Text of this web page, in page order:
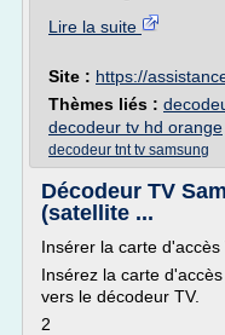
Lire la suite
Site : https://
Thèmes liés :
decodeur tv hd orange
decodeur tnt tv samsung
Décodeur TV
(satellite ...
Insérer la carte d'accès
Insérez la carte
vers le décodeur TV.
2